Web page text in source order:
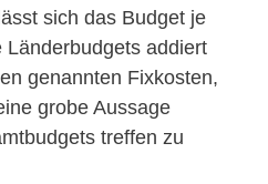
sich das Budget je
Länderbudgets addiert
genannten Fixkosten,
grobe Aussage
treffen zu